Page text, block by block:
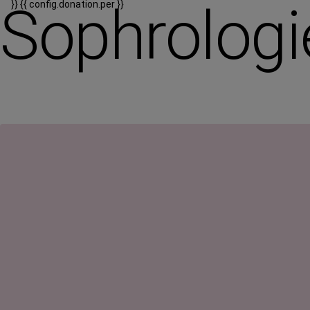
}}{{ config.donation.per }}